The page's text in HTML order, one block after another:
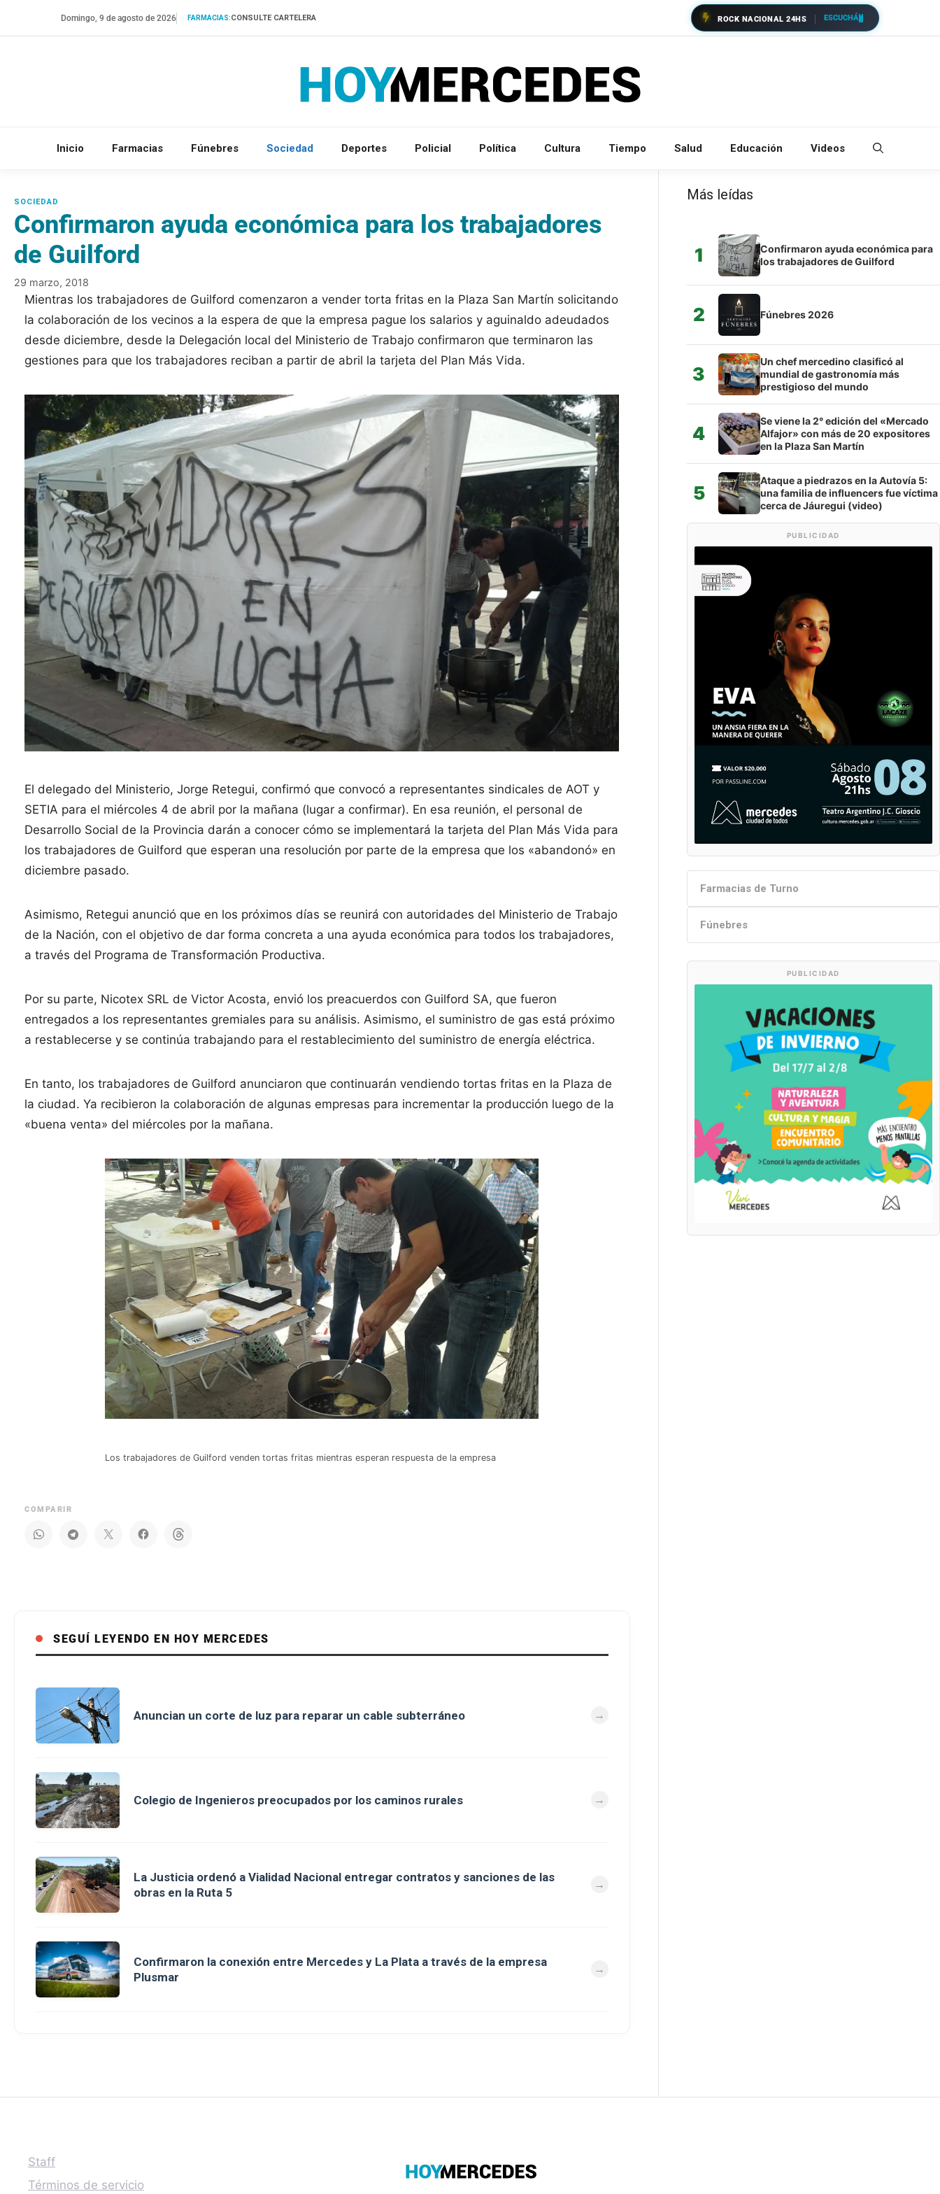
Domingo, 9 de agosto de 2026 FARMACIAS:CONSULTE CARTELERA ROCK NACIONAL 24HS ESCUCHÁ
Inicio Farmacias Fúnebres Sociedad Deportes Policial Política Cultura Tiempo Salud Educación Videos
Confirmaron ayuda económica para los trabajadores
de Guilford
29 marzo, 2018
Mientras los trabajadores de Guilford comenzaron a vender torta fritas en la Plaza San Martín solicitando
la colaboración de los vecinos a la espera de que la empresa pague los salarios y aguinaldo adeudados
desde diciembre, desde la Delegación local del Ministerio de Trabajo confirmaron que terminaron las
gestiones para que los trabajadores reciban a partir de abril la tarjeta del Plan Más Vida.
El delegado del Ministerio, Jorge Retegui, confirmó que convocó a representantes sindicales de AOT y
SETIA para el miércoles 4 de abril por la mañana (lugar a confirmar). En esa reunión, el personal de
Desarrollo Social de la Provincia darán a conocer cómo se implementará la tarjeta del Plan Más Vida para
los trabajadores de Guilford que esperan una resolución por parte de la empresa que los «abandonó» en
diciembre pasado.
Asimismo, Retegui anunció que en los próximos días se reunirá con autoridades del Ministerio de Trabajo
de la Nación, con el objetivo de dar forma concreta a una ayuda económica para todos los trabajadores,
a través del Programa de Transformación Productiva.
Por su parte, Nicotex SRL de Victor Acosta, envió los preacuerdos con Guilford SA, que fueron
entregados a los representantes gremiales para su análisis. Asimismo, el suministro de gas está próximo
a restablecerse y se continúa trabajando para el restablecimiento del suministro de energía eléctrica.
En tanto, los trabajadores de Guilford anunciaron que continuarán vendiendo tortas fritas en la Plaza de
la ciudad. Ya recibieron la colaboración de algunas empresas para incrementar la producción luego de la
«buena venta» del miércoles por la mañana.
Los trabajadores de Guilford venden tortas fritas mientras esperan respuesta de la empresa
COMPARIR
SEGUÍ LEYENDO EN HOY MERCEDES
Anuncian un corte de luz para reparar un cable subterráneo
Colegio de Ingenieros preocupados por los caminos rurales
La Justicia ordenó a Vialidad Nacional entregar contratos y sanciones de las
obras en la Ruta 5
Confirmaron la conexión entre Mercedes y La Plata a través de la empresa
Plusmar
Más leídas
1
Confirmaron ayuda económica para
los trabajadores de Guilford
2 Fúnebres 2026
3
Un chef mercedino clasificó al
mundial de gastronomía más
prestigioso del mundo
4
Se viene la 2° edición del «Mercado
Alfajor» con más de 20 expositores
en la Plaza San Martín
5
Ataque a piedrazos en la Autovía 5:
una familia de influencers fue víctima
cerca de Jáuregui (video)
PUBLICIDAD
Farmacias de Turno
Fúnebres
PUBLICIDAD
Staff
Términos de servicio